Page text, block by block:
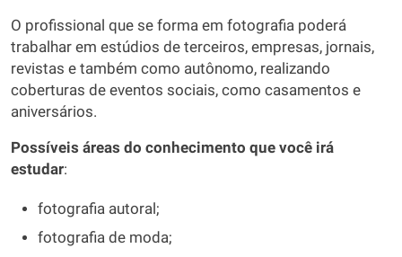
O profissional que se forma em fotografia poderá
trabalhar em estúdios de terceiros, empresas, jornais,
revistas e também como autônomo, realizando
coberturas de eventos sociais, como casamentos e
aniversários.
Possíveis áreas do conhecimento que você irá
estudar:
fotografia autoral;
fotografia de moda;